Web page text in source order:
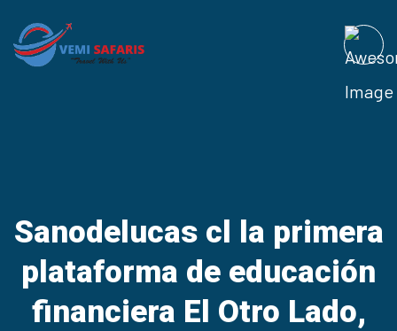
Sanodelucas cl la primera
plataforma de educación
financiera El Otro Lado,